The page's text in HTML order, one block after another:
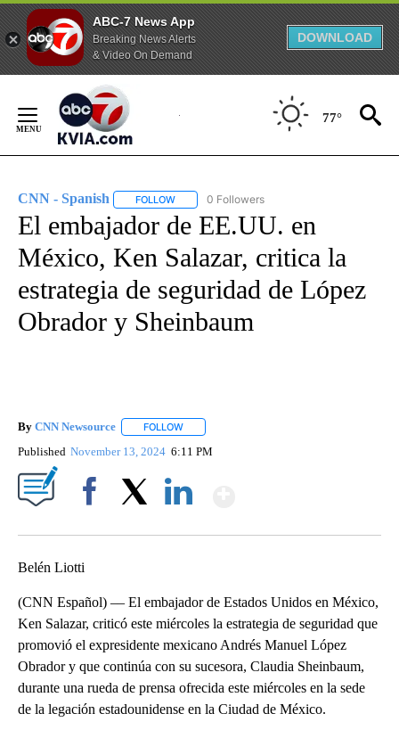
ABC-7 News App
Breaking News Alerts
& Video On Demand
DOWNLOAD
Content
77°
CNN - Spanish FOLLOW FOLLOW "CNN - SPANISH" TO RECEIVE
0 Followers
El embajador de EE.UU. en
México, Ken Salazar, critica la
estrategia de seguridad de López
Obrador y Sheinbaum
By CNN Newsource FOLLOW
Published November 13, 2024 6:11 PM
Belén Liotti
(CNN Español) –– El embajador de Estados Unidos en México,
Ken Salazar, criticó este miércoles la estrategia de seguridad que
promovió el expresidente mexicano Andrés Manuel López
Obrador y que continúa con su sucesora, Claudia Sheinbaum,
durante una rueda de prensa ofrecida este miércoles en la sede
de la legación estadounidense en la Ciudad de México.